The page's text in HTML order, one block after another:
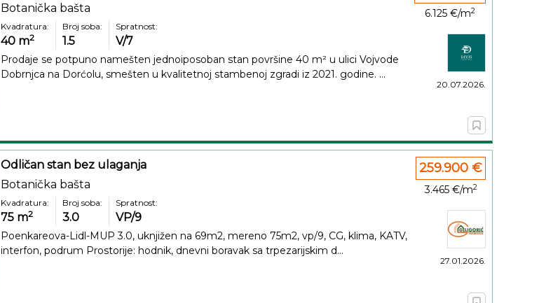
Botanička bašta
Kvadratura:
40 m2
Broj soba:
1.5
Spratnost:
V/7
Prodaje se potpuno namešten jednoiposoban stan površine 40 m² u ulici Vojvode
Dobrnjca na Dorćolu, smešten u kvalitetnoj stambenoj zgradi iz 2021. godine. ...
6.125 €/m2
20.07.2026.
Odličan stan bez ulaganja
Botanička bašta
Kvadratura:
75 m2
Broj soba:
3.0
Spratnost:
VP/9
Poenkareova-Lidl-MUP 3.0, uknjižen na 69m2, mereno 75m2, vp/9, CG, klima, KATV,
interfon, podrum Prostorije: hodnik, dnevni boravak sa trpezarijskim d...
259.900 €
3.465 €/m2
27.01.2026.